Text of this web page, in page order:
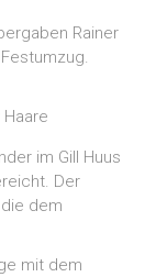
Rainer
im Gill Huus
Der
dem
mit dem